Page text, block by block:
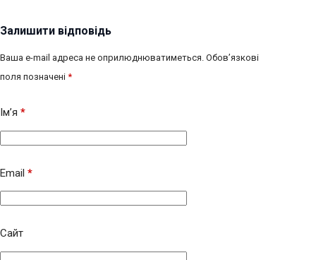
Залишити відповідь
Ваша e-mail адреса не оприлюднюватиметься. Обов’язкові
поля позначені *
Ім’я *
Email *
Сайт